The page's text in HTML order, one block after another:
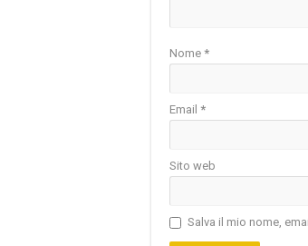
Nome *
Email *
Sito web
Salva il mio nome,